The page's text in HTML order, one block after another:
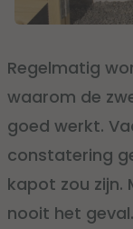
Regelmatig
waarom de
goed werkt.
constatering
kapot zou zijn.
nooit het